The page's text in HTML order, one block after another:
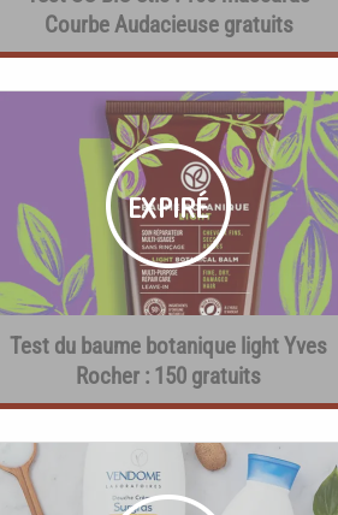
Courbe Audacieuse gratuits
Test du baume botanique light Yves
Rocher : 150 gratuits